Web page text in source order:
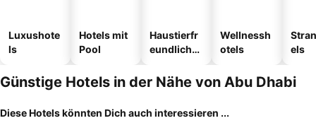
Luxushote
ls
Hotels mit
Pool
Haustierfr
eundliche
Wellnessh
otels
els
Günstige Hotels in der Nähe von Abu Dhabi
Diese Hotels könnten Dich auch interessieren ...